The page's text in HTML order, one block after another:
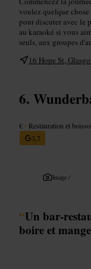
voulez quelque
pour discuter avec le
au karaoké si vous
seuls, aux groupes
16 Hope St,
€ • Restauration et
3,7
Image /
“Un bar-
boire et